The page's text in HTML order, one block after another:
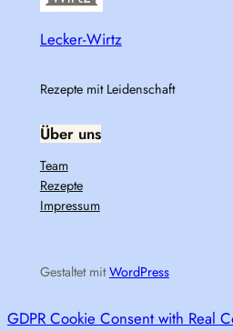
Lecker-Wirtz
Rezepte mit Leidenschaft
Über uns
Team
Rezepte
Impressum
Gestaltet mitWordPress
GDPR Cookie Consent with Real